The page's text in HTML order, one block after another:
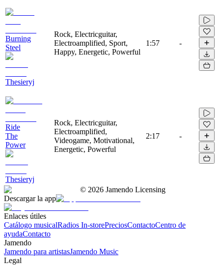
Burning
Steel
Thesieryj
Rock, Electricguitar,
Electroamplified, Sport,
Happy, Energetic, Powerful
1:57 -
Ride
The
Power
Thesieryj
Rock, Electricguitar,
Electroamplified,
Videogame, Motivational,
Energetic, Powerful
2:17 -
© 2026 Jamendo Licensing
Descargar la app
Enlaces útiles
Catálogo musicalRadios In-storePreciosContactoCentro de
ayudaContacto
Jamendo
Jamendo para artistasJamendo Music
Legal